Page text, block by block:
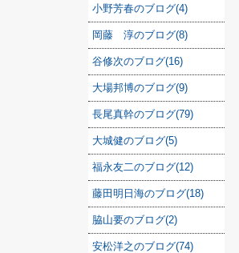
小野芳春のブログ(4)
岡藤 淳のブログ(8)
谷修次のブログ(16)
大場邦博のブログ(9)
長尾真幹のブログ(79)
大城健のブログ(5)
福永友二のブログ(12)
藤田明日海のブログ(18)
脇山要のブログ(2)
安松洋之のブログ(74)